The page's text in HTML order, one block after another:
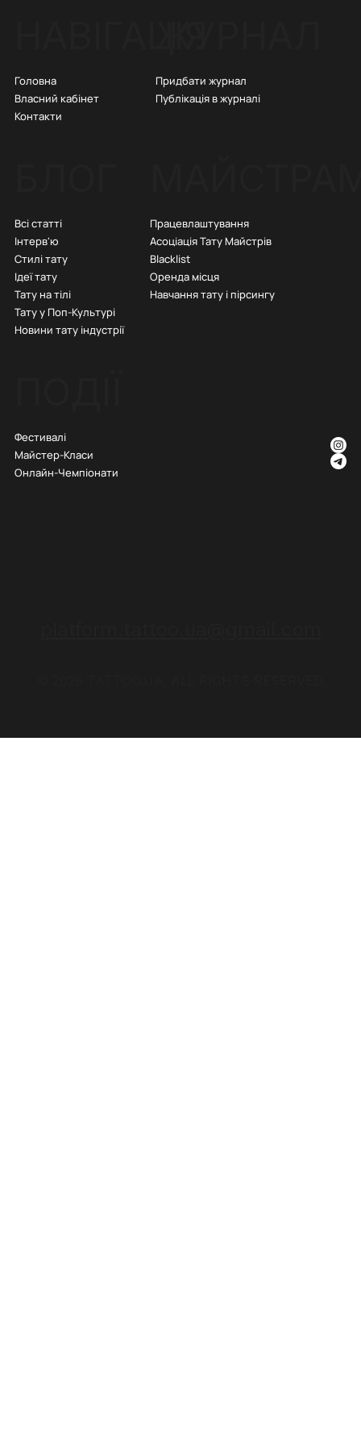
Головна
Власний кабінет
Контакти
Придбати журнал
Публікація в журналі
Всі статті
Інтерв'ю
Стилі тату
Ідеї тату
Тату на тілі
Тату у Поп-Культурі
Новини тату індустрії
Працевлаштування
Асоціація Тату Майстрів
Blacklist
Оренда місця
Навчання тату і пірсингу
Фестивалі
Майстер-Класи
Онлайн-Чемпіонати